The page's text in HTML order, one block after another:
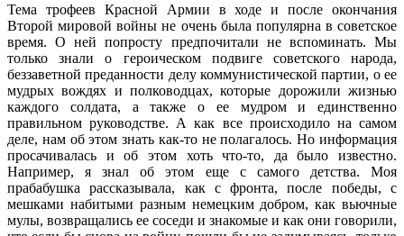
Тема трофеев Красной Армии в ходе и после окончания
Второй мировой войны не очень была популярна в советское
время. О ней попросту предпочитали не вспоминать. Мы
только знали о героическом подвиге советского народа,
беззаветной преданности делу коммунистической партии, о ее
мудрых вождях и полководцах, которые дорожили жизнью
каждого солдата, а также о ее мудром и единственно
правильном руководстве. А как все происходило на самом
деле, нам об этом знать как-то не полагалось. Но информация
просачивалась и об этом хоть что-то, да было известно.
Например, я знал об этом еще с самого детства. Моя
прабабушка рассказывала, как с фронта, после победы, с
мешками набитыми разным немецким добром, как вьючные
мулы, возвращались ее соседи и знакомые и как они говорили,